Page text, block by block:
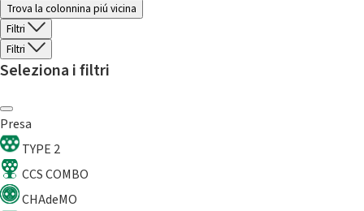
Trova la colonnina piú vicina
Filtri
Filtri
Seleziona i filtri
Presa
TYPE 2
CCS COMBO
CHAdeMO